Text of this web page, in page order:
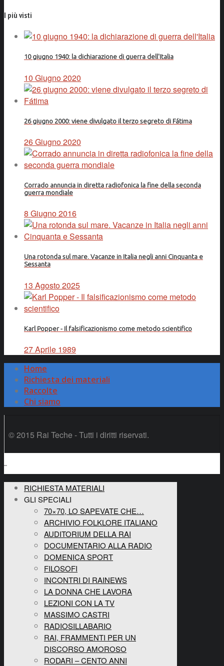
I più visti
10 giugno 1940: la dichiarazione di guerra dell'Italia
10 Giugno 2020
26 giugno 2000: viene divulgato il terzo segreto di Fátima
26 Giugno 2020
Corrado annuncia in diretta radiofonica la fine della seconda
guerra mondiale
8 Giugno 2016
Una rotonda sul mare. Vacanze in Italia negli anni Cinquanta e
Sessanta
13 Agosto 2025
Karl Popper - Il falsificazionismo come metodo scientifico
27 Aprile 1989
Home
Richiesta dei materiali
Raccolte
Chi siamo
© 2015 Rai Teche - Tutti i diritti riservati.
RICHIESTA MATERIALI
GLI SPECIALI
70×70, LO SAPEVATE CHE…
ARCHIVIO FOLKLORE ITALIANO
AUDITORIUM DELLA RAI
DOCUMENTARIO ALLA RADIO
DOMENICA SPORT
FILOSOFI
INCONTRI DI RAINEWS
LA DONNA CHE LAVORA
LEZIONI CON LA TV
MASSIMO CASTRI
RADIOSILLABARIO
RAI, FRAMMENTI PER UN
DISCORSO AMOROSO
RODARI – CENTO ANNI